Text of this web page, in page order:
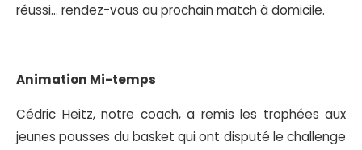
réussi… rendez-vous au prochain match à domicile.
Animation Mi-temps
Cédric Heitz, notre coach, a remis les trophées aux
jeunes pousses du basket qui ont disputé le challenge